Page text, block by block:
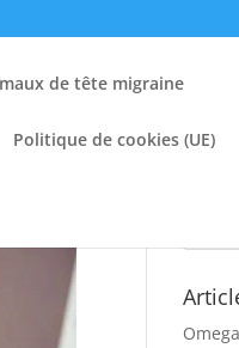
de tête migraine
Politique de cookies (UE)